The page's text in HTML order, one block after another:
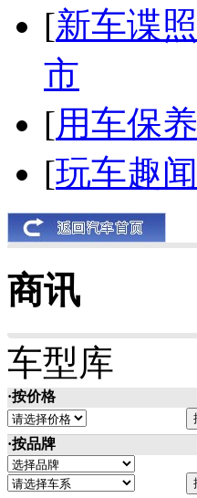
[新车谍照
市
[用车保养
[玩车趣闻
商讯
车型库
·按价格
·按品牌